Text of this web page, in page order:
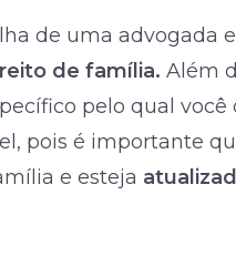
de uma advogada
de família. Além
pelo qual você
pois é importante
e esteja